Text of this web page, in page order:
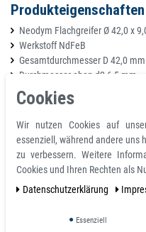
Produkteigenschaften
Neodym Flachgreifer Ø 42,0 x
Werkstoff NdFeB
Gesamtdurchmesser D 42,0 mm
Durchmesser oben d2 6,5 mm
Durchmesser unten d3 12,0 mm
Beschichtung Zink
Temperatur max. 80 °C
Magnetisierungsgüte N35
Toleranz 0.1 mm
Haftkraft 45,000 kg
Gewicht 77 g
Cookies
Wir nutzen Cookies auf
essenziell, während andere uns
zu verbessern. Weitere
Cookies und Ihren Rechten als
Daten­schutz­erklärung
Essenziell